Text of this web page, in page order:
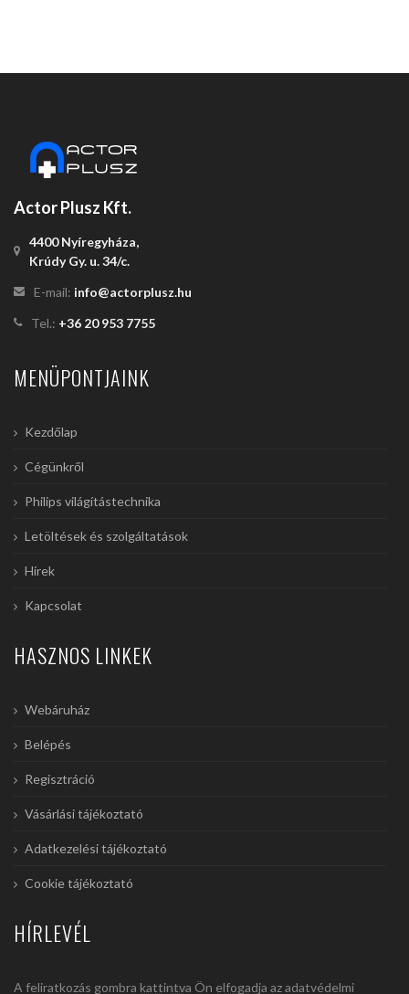
Actor Plusz Kft.
4400 Nyíregyháza,
Krúdy Gy. u. 34/c.
E-mail: info@actorplusz.hu
Tel.: +36 20 953 7755
MENÜPONTJAINK
Kezdőlap
Cégünkről
Philips világítástechnika
Letöltések és szolgáltatások
Hírek
Kapcsolat
HASZNOS LINKEK
Webáruház
Belépés
Regisztráció
Vásárlási tájékoztató
Adatkezelési tájékoztató
Cookie tájékoztató
HÍRLEVÉL
A feliratkozás gombra kattintva Ön elfogadja az adatvédelmi